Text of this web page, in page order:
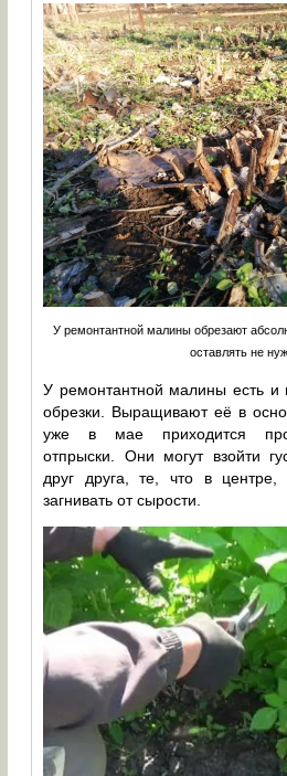
У ремонтантной малины обрезают
оставлять не
У ремонтантной малины есть и
обрезки. Выращивают её в
уже в мае приходится
отпрыски. Они могут взойти
друг друга, те, что в центре,
загнивать от сырости.